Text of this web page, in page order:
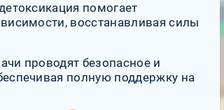
помогает
восстанавливая силы
проводят безопасное и
полную поддержку на